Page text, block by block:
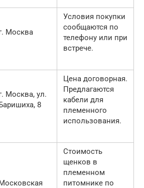
Москва
Условия покупки
сообщаются по
телефону или при
встрече.
Москва, ул.
8
Цена договорная.
Предлагаются
кабели для
племенного
использования.
Стоимость
щенков в
племенном
питомнике по